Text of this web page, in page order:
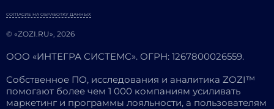
© «ZOZI.RU», 2026
СОГЛАСИЕ НА ОБРАБОТКУ ДАННЫХ
ООО «ИНТЕГРА СИСТЕМС». ОГРН: 1267800026559.
Собственное ПО, исследования и аналитика ZOZI™
помогают более чем 1 000 компаниям усиливать
маркетинг и программы лояльности, а пользователям